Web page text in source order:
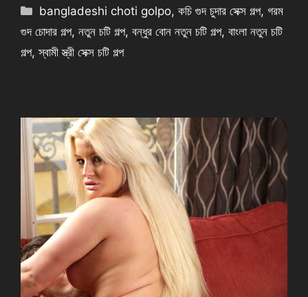
Categories
bangladeshi choti golpo,কচি গুদ চুদার সেক্স গল্প,গরম
গুদ চোদার গল্প, নতুন চটি গল্প, বন্ধুর বোন নতুন চটি গল্প, বাংলা নতুন চটি
গল্প,স্বামী স্ত্রী সেক্স চটি গল্প